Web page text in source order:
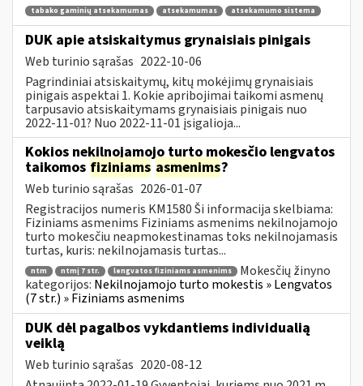
tabako gaminių atsekamumas atsekamumas atsekamumo sistema
DUK apie atsiskaitymus grynaisiais pinigais
Web turinio sąrašas 2022-10-06
Pagrindiniai atsiskaitymų, kitų mokėjimų grynaisiais
pinigais aspektai 1. Kokie apribojimai taikomi asmenų
tarpusavio atsiskaitymams grynaisiais pinigais nuo
2022-11-01? Nuo 2022-11-01 įsigalioja...
Kokios nekilnojamojo turto mokesčio lengvatos
taikomos fiziniams asmenims?
Web turinio sąrašas 2026-01-07
Registracijos numeris KM1580 Ši informacija skelbiama:
Fiziniams asmenims Fiziniams asmenims nekilnojamojo
turto mokesčiu neapmokestinamas toks nekilnojamasis
turtas, kuris: nekilnojamasis turtas...
ntm ntmį 7 str. lengvatos fiziniams asmenims
Mokesčių žinyno
kategorijos: Nekilnojamojo turto mokestis » Lengvatos
(7 str.) » Fiziniams asmenims
DUK dėl pagalbos vykdantiems individualią
veiklą
Web turinio sąrašas 2020-08-12